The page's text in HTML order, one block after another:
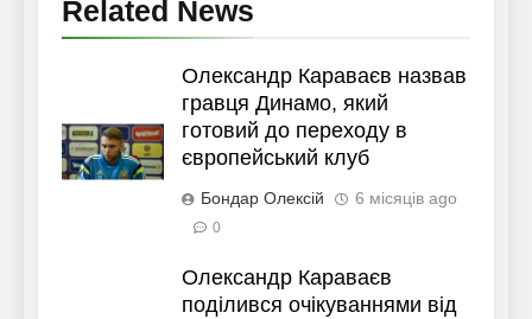
Related News
Олександр Караваєв назвав
гравця Динамо, який
готовий до переходу в
європейський клуб
Бондар Олексій 6 місяців ago
0
Олександр Караваєв
поділився очікуваннями від